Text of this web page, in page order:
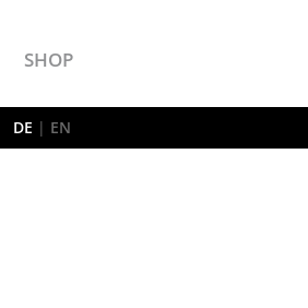
SHOP
DE | EN